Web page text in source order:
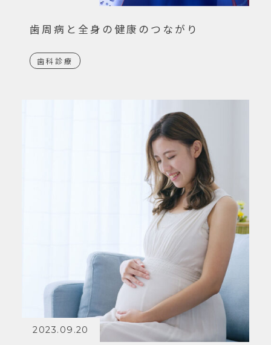
歯周病と全身の健康のつながり
歯科診療
2023.09.20